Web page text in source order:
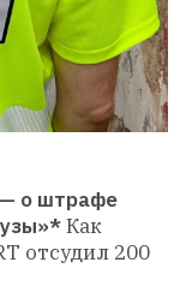
— о штрафе
Как
отсудил 200